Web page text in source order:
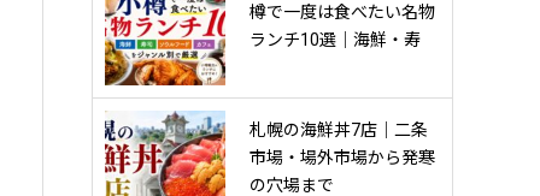
樽で一度は食べたい名物
ランチ10選｜海鮮・寿
ェをジャンル別で厳選
【2026年】
札幌の海鮮丼7店｜二条
市場・場外市場から発寒
の穴場まで